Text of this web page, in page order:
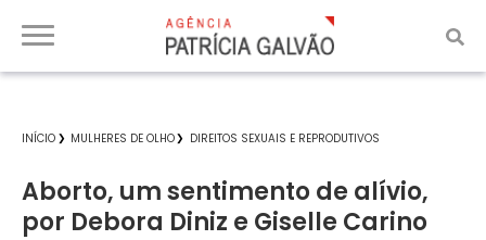
INÍCIO MULHERES DE OLHO DIREITOS SEXUAIS E REPRODUTIVOS
Aborto, um sentimento de alívio,
por Debora Diniz e Giselle Carino